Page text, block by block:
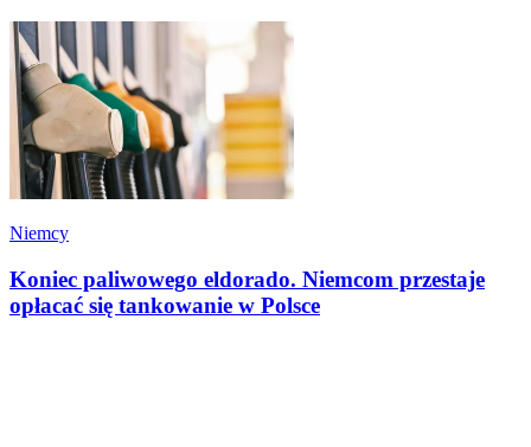
Niemcy
Koniec paliwowego eldorado. Niemcom przestaje
opłacać się tankowanie w Polsce